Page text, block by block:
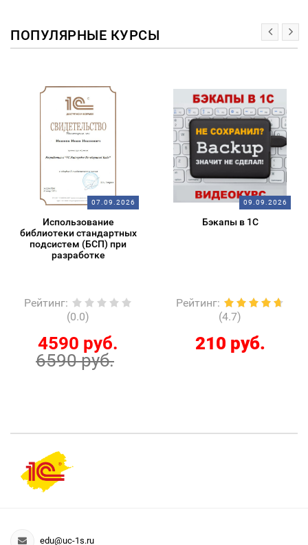
ПОПУЛЯРНЫЕ КУРСЫ
07.09.2026
Использование
библиотеки стандартных
подсистем (БСП) при
разработке
Рейтинг:
(0.0)
4590 руб.
6590 руб.
09.09.2026
Бэкапы в 1С
Рейтинг:
(4.7)
210 руб.
edu@uc-1s.ru